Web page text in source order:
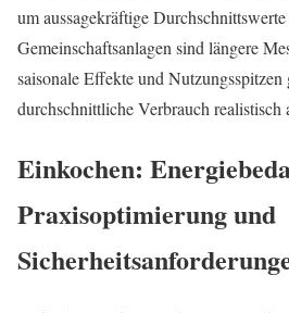
um aussagekräftige
Gemeinschaftsanlagen sind längere
saisonale Effekte und
durchschnittliche Verbrauch realistisch
Einkochen:
Praxisoptimierung und